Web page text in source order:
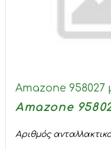
Amazone 958027
Amazone
Αριθμός